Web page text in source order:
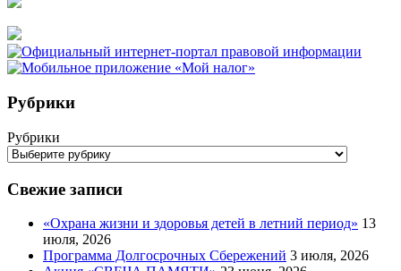
Рубрики
Рубрики
Свежие записи
«Охрана жизни и здоровья детей в летний период» 13
июля, 2026
Программа Долгосрочных Сбережений 3 июля, 2026